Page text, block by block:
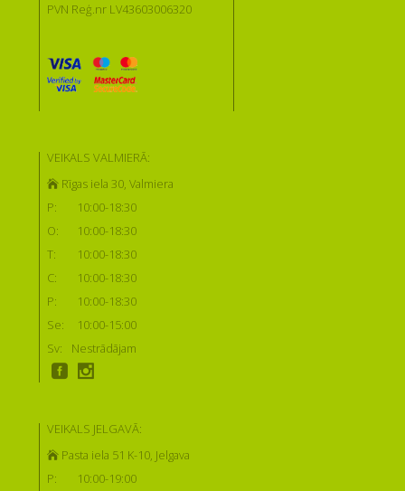
PVN Reģ.nr LV43603006320
VEIKALS VALMIERĀ:
Rīgas iela 30, Valmiera
P:
10:00-18:30
O:
10:00-18:30
T:
10:00-18:30
C:
10:00-18:30
P:
10:00-18:30
Se:
10:00-15:00
Sv:
Nestrādājam
VEIKALS JELGAVĀ:
Pasta iela 51 K-10, Jelgava
P:
10:00-19:00